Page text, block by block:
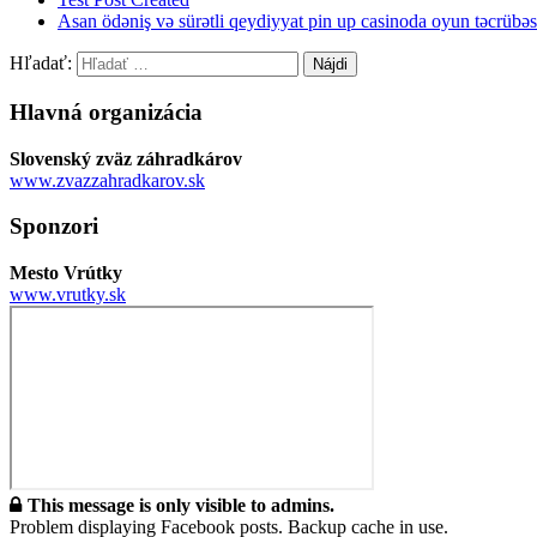
Asan ödəniş və sürətli qeydiyyat pin up casinoda oyun
Hľadať:
Hlavná organizácia
Slovenský zväz záhradkárov
www.zvazzahradkarov.sk
Sponzori
Mesto Vrútky
www.vrutky.sk
This message is only visible to admins.
Problem displaying Facebook posts. Backup cache in use.